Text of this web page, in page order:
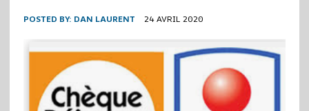
POSTED BY: DAN LAURENT 24 AVRIL 2020